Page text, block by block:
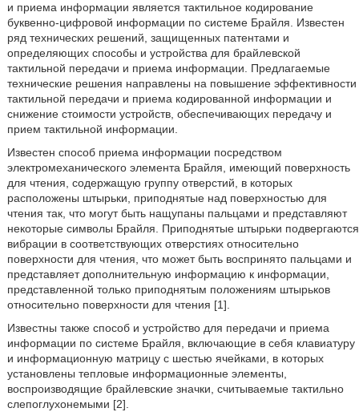
и приема информации является тактильное кодирование
буквенно-цифровой информации по системе Брайля. Известен
ряд технических решений, защищенных патентами и
определяющих способы и устройства для брайлевской
тактильной передачи и приема информации. Предлагаемые
технические решения направлены на повышение эффективности
тактильной передачи и приема кодированной информации и
снижение стоимости устройств, обеспечивающих передачу и
прием тактильной информации.
Известен способ приема информации посредством
электромеханического элемента Брайля, имеющий поверхность
для чтения, содержащую группу отверстий, в которых
расположены штырьки, приподнятые над поверхностью для
чтения так, что могут быть нащупаны пальцами и представляют
некоторые символы Брайля. Приподнятые штырьки подвергаются
вибрации в соответствующих отверстиях относительно
поверхности для чтения, что может быть воспринято пальцами и
представляет дополнительную информацию к информации,
представленной только приподнятым положениям штырьков
относительно поверхности для чтения [1].
Известны также способ и устройство для передачи и приема
информации по системе Брайля, включающие в себя клавиатуру
и информационную матрицу с шестью ячейками, в которых
установлены тепловые информационные элементы,
воспроизводящие брайлевские значки, считываемые тактильно
слепоглухонемыми [2].